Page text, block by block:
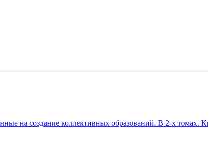
на создание коллективных образований. В 2-х томах.